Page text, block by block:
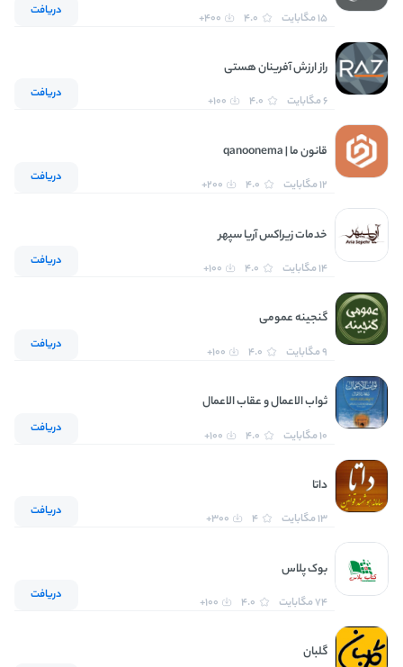
15 مگابایت 4.0
400+ دریافت
راز ارزش آفرینان هستی
6 مگابایت 4.0
100+ دریافت
قانون ما | qanoonema
12 مگابایت 4.0
200+ دریافت
خدمات زیراکس آریا سپهر
14 مگابایت 4.0
100+ دریافت
گنجینه عمومی
9 مگابایت 4.0
100+ دریافت
ثواب الاعمال و عقاب الاعمال
10 مگابایت 4.0
100+ دریافت
داتا
13 مگابایت 4
300+ دریافت
بوک پلاس
74 مگابایت 4.0
100+ دریافت
گلبان